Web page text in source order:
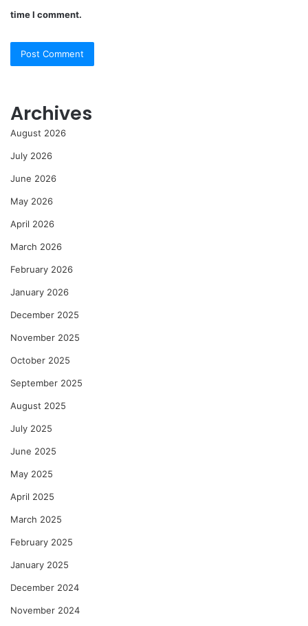
time I comment.
Archives
August 2026
July 2026
June 2026
May 2026
April 2026
March 2026
February 2026
January 2026
December 2025
November 2025
October 2025
September 2025
August 2025
July 2025
June 2025
May 2025
April 2025
March 2025
February 2025
January 2025
December 2024
November 2024